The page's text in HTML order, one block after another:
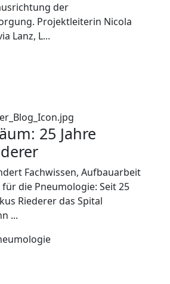
der
Projektleiterin Nicola
Lanz, L...
25 Jahre
Fachwissen, Aufbauarbeit
die Pneumologie: Seit 25
Riederer das Spital
...